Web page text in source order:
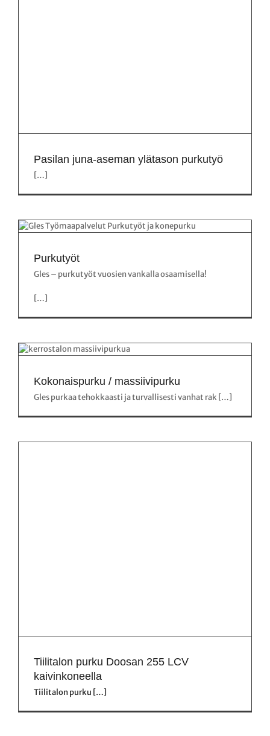
Pasilan juna-aseman ylätason purkutyö
[…]
Purkutyöt
Gles – purkutyöt vuosien vankalla osaamisella!
[…]
Kokonaispurku / massiivipurku
Gles purkaa tehokkaasti ja turvallisesti vanhat rak […]
Tiilitalon purku Doosan 255 LCV
kaivinkoneella
Tiilitalon purku […]